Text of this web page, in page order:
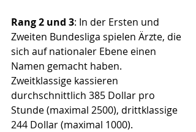
Rang 2 und 3: In der Ersten und
Zweiten Bundesliga spielen Ärzte, die
sich auf nationaler Ebene einen
Namen gemacht haben.
Zweitklassige kassieren
durchschnittlich 385 Dollar pro
Stunde (maximal 2500), drittklassige
244 Dollar (maximal 1000).